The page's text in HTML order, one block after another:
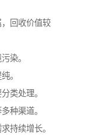
回收价值较
染。
。
类处理。
种渠道。
持续增长。